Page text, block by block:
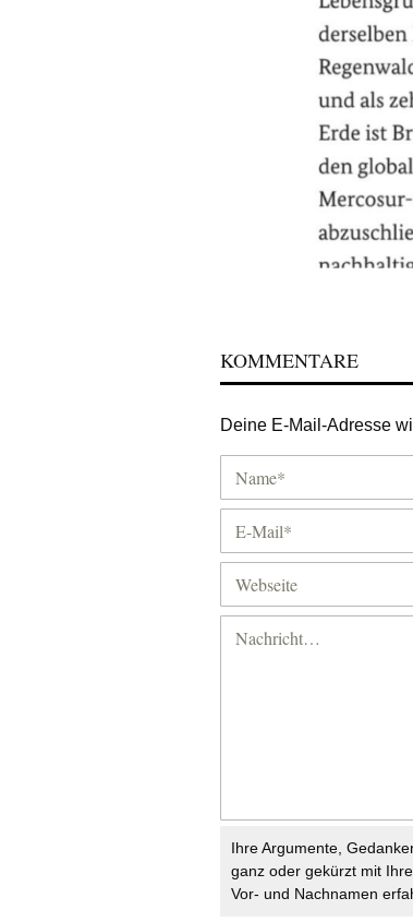
KOMMENTARE
Deine E-Mail-Adresse
Ihre Argumente,
ganz oder gekürzt mit
Vor- und Nachnamen